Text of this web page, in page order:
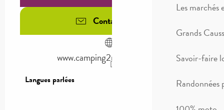
Les marchés
Grands
Savoir-faire
Randonnées
Contactez-nous
www.camping2rivieresmillau.fr
Langues parlées
Langues parlées